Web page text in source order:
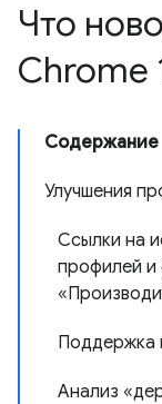
Что
Chrome
Содержание
Улучшения
Ссылки на
профилей и
Поддержка
Анализ